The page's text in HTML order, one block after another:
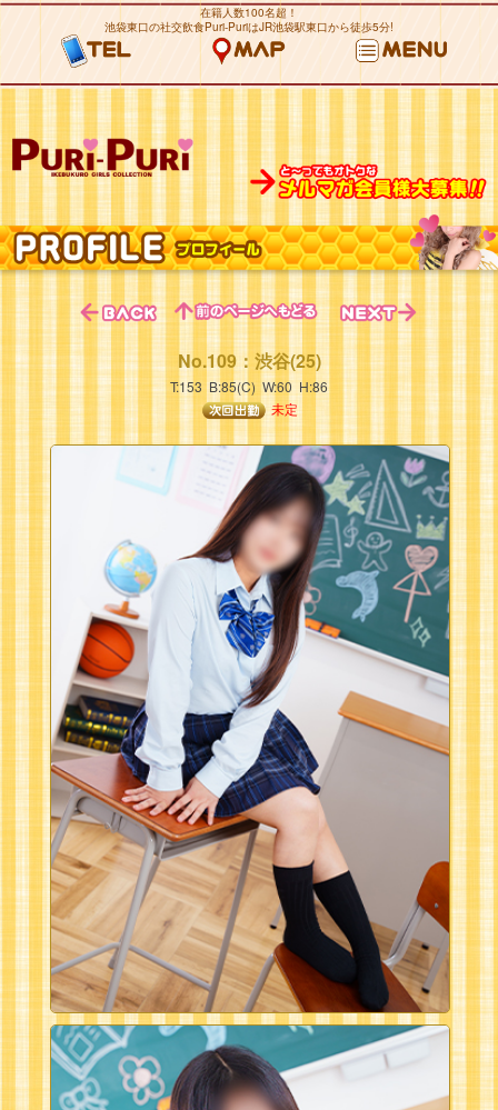
在籍人数100名超！
池袋東口の社交飲食Puri-PuriはJR池袋駅東口から徒歩5分!
No.109：渋谷(25)
T:153 B:85(C) W:60 H:86
未定